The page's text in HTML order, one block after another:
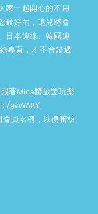
家一起開心的不用
最好的，這兒將會
日本連線、韓國連
專頁，才不會錯過
著Mina醬旅遊玩樂
9vWA8Y
會員名稱，以便審核